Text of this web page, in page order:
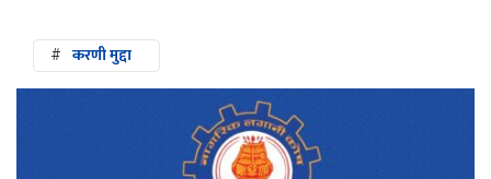
# करणी मुद्दा